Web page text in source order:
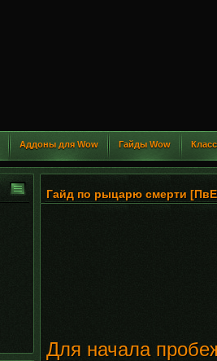
Аддоны для Wow Гайды Wow
Гайд по рыцарю смерти
Для начала